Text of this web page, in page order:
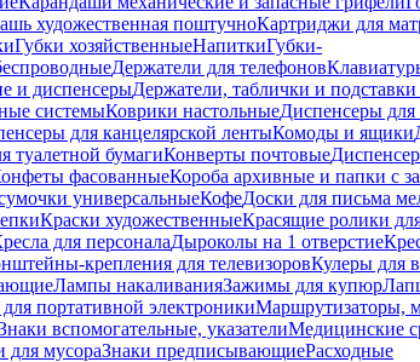
художественная поштучноКартриджи для
Губки хозяйственныеНапиткиГубки-
Держатели для телефонов
и диспенсерыДержатели, таблички и
системыКоврики настольныеДиспенсеры для
для канцелярской лентыКомоды и ящики
туалетной бумагиКонверты почтовые
фасованныеКороба архивные и папки с
универсальныеКофеДоски для письма
Краски художественныеКрасящие ролики
для персоналаДыроколы на 1 отверстие
крепления для телевизоровКулеры для
Лампы накаливанияЗажимы для купюр
портативной электроникиМаршрутизаторы,
вспомогательные, указателиМедицинские
мусораЗнаки предписывающиеРасходные